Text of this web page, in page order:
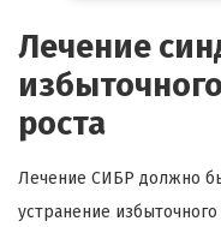
Лечение
роста
Лечение СИБР должно
устранение